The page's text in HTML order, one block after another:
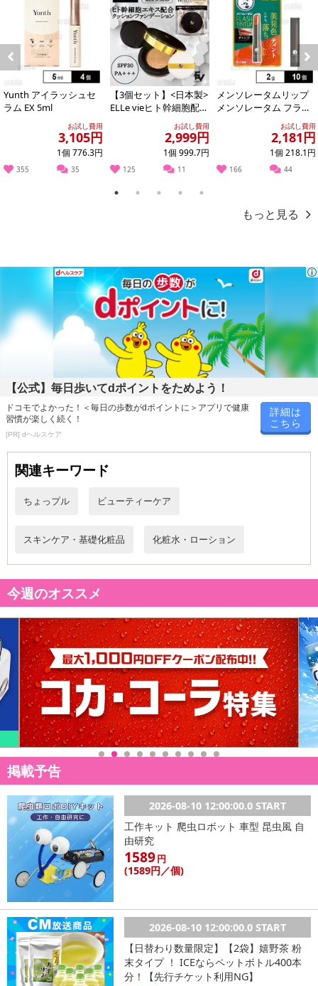
医薬品分類
医薬部外品
効果・効能
注意事項
お申込みの際は 「商品情報」に記載されている「注意事項」を
必ずご確認ください。
【キャンセルについて】
※お申込み後のキャンセルはお受けできません。
記載されている内容を必ずご確認いただき、お届けする商品セット
にご納得いただきましたうえでお申し込みください。
※パッケージ変更や商品リニューアル(成分など含む)等により、参考
の掲載画像や画像内のバーコードなど、お届け商品と多少異なる場
合がございます。
了により、商品詳細内に記載の原産国・原材料の表記が旧表記の場
合がございます。
あらかじめご了承いただいた上でお申込みください。なお、本理由
によるお申込み後のキャンセル・返品交換は対応いたしかねます。
【お支払いについて】
※送料はお試し費用に含まれております。
※お支払い方法は、電話料金合算払い、クレジットカード、dポイン
トの利用となります。
【発送・お届け・商品について】
Previous
Yunth アイラッシュセ
ラム EX 5ml
お試し費用
3,105円
1個 776.3円
355 35
【3個セット】<日本製>
ELLe vieヒト幹細胞配合
クッションファンデー
お試し費用
2,999円
1個 999.7円
125 11
メンソレータムリップ
メンソレータム フラッ
シュティントリップ オ
お試し費用
2,181円
1個 218.1円
166 44
Next
1 2 3 4 5
もっと見る
【公式】毎日歩いてdポイントをためよう！
ドコモでよかった！＜毎日の歩数がdポイントに＞アプリで健康
習慣が楽しく続く！
[PR] dヘルスケア
詳細は
こちら
関連キーワード
ちょっプル ビューティーケア
スキンケア・基礎化粧品 化粧水・ローション
今週のオススメ
掲載予告
2026-08-10 12:00:00.0 START
工作キット 爬虫ロボット 車型 昆虫風 自
由研究
1589円
(1589円／個)
2026-08-10 12:00:00.0 START
【日替わり数量限定】【2袋】嬉野茶 粉
末タイプ ！ ICEならペットボトル400本
分！【先行チケット利用NG】